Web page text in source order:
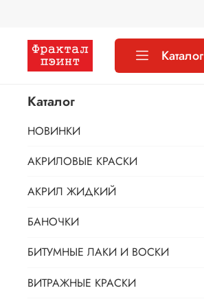
Каталог
Каталог
НОВИНКИ
АКРИЛОВЫЕ КРАСКИ
АКРИЛ ЖИДКИЙ
БАНОЧКИ
БИТУМНЫЕ ЛАКИ И ВОСКИ
ВИТРАЖНЫЕ КРАСКИ